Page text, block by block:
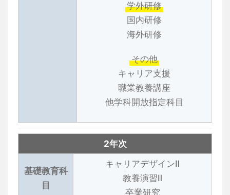
学外研修
国内研修
海外研修
その他
キャリア支援
職業教養講座
他学科開放指定科目
2年次
基礎教育科
目
キャリアデザインⅡ
教養演習Ⅱ
卒業研究